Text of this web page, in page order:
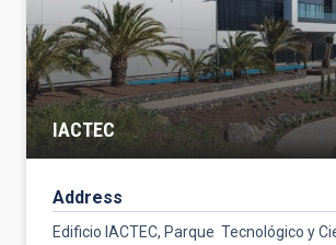
IACTEC
Address
Edificio IACTEC, Parque Tecnológico y